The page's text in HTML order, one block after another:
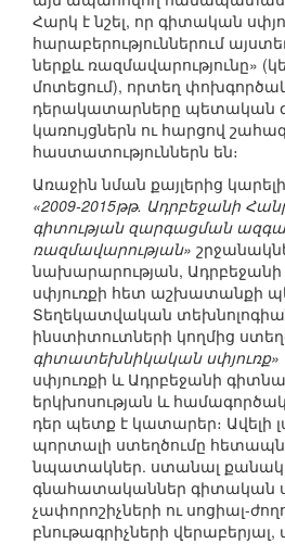
Հարկ է նշել, որ գիտական
հարաբերություններում
ներքև ռազմավարությունը»
մոտեցում), որտեղ
դերակատարները պետական
կառույցներն ու հարցով
հաստատություններն են։
Առաջին նման քայլերից
«2009-2015թթ. Ադրբեջանի
գիտության զարգացման
ռազմավարության»
նախարարության,
սփյուռքի հետ աշխատանքի
Տեղեկատվական
ինստիտուտների կողմից
գիտատեխնիկական սփյուռք»
սփյուռքի և Ադրբեջանի
երկխոսության և
դեր պետք է կատարեր։ Ավելի
պորտալի ստեղծումը
նպատակներ. ստանալ
գնահատականներ գիտական
չափորոշիչների ու սոցիալ-
բնութագրիչների